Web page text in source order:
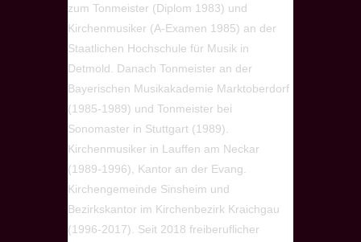
zum Tonmeister (Diplom 1983) und
Kirchenmusiker (A-Examen 1985) an der
Staatlichen Hochschule für Musik in
Detmold. Danach Tonmeister an der
Bayerischen Musikakademie Marktoberdorf
(1985-1989) und Tonmeister bei
Sonomaster in Stuttgart (1989).
Kirchenmusiker in Lauffen am Neckar
(1989-1996), Kantor an der Evang.
Kirchengemeinde Sinsheim und
Bezirkskantor im Kirchenbezirk Kraichgau
(1996-2017). Seit 2018 freiberuflicher